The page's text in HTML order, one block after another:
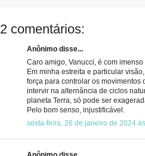
2 comentários:
Anônimo disse...
Caro amigo, Vanucci, é com
Em minha estreita e particular
força para controlar os movimentos
intervir na alternância de ciclos
planeta Terra, só pode ser
Pelo bom senso, injustificável.
sexta-feira, 26 de janeiro de 2024